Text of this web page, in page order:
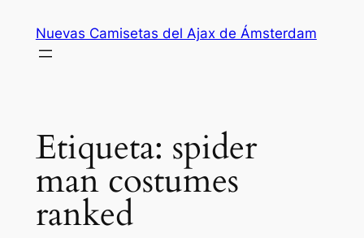
contenido
Nuevas Camisetas del Ajax de Ámsterdam
Etiqueta: spider
man costumes
ranked